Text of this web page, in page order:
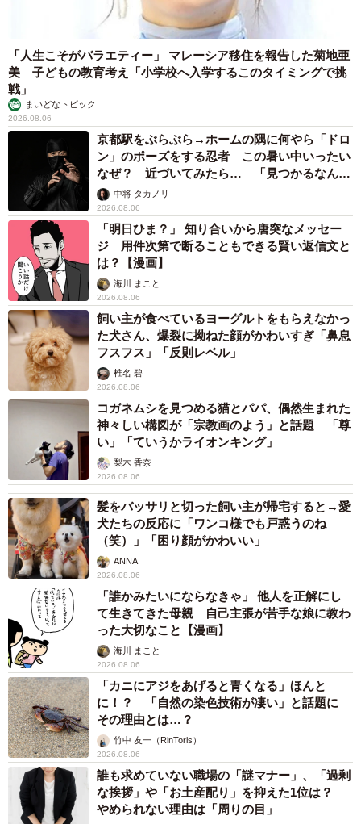
「人生こそがバラエティー」 マレーシア移住を報告した菊地亜
美 子どもの教育考え「小学校へ入学するこのタイミングで挑
戦」
まいどなトピック
2026.08.06
京都駅をぶらぶら→ホームの隅に何やら「ドロ
ン」のポーズをする忍者 この暑い中いったい
なぜ？ 近づいてみたら… 「見つかるなんて
未熟」中将 タカノリ
2026.08.06
「明日ひま？」 知り合いから唐突なメッセー
ジ 用件次第で断ることもできる賢い返信文と
は？【漫画】
海川 まこと
2026.08.06
飼い主が食べているヨーグルトをもらえなかっ
た犬さん、爆裂に拗ねた顔がかわいすぎ「鼻息
フスフス」「反則レベル」
椎名 碧
2026.08.06
コガネムシを見つめる猫とパパ、偶然生まれた
神々しい構図が「宗教画のよう」と話題 「尊
い」「ていうかライオンキング」
梨木 香奈
2026.08.06
髪をバッサリと切った飼い主が帰宅すると→愛
犬たちの反応に「ワンコ様でも戸惑うのね
（笑）」「困り顔がかわいい」
ANNA
2026.08.06
「誰かみたいにならなきゃ」 他人を正解にし
て生きてきた母親 自己主張が苦手な娘に教わ
った大切なこと【漫画】
海川 まこと
2026.08.06
「カニにアジをあげると青くなる」ほんと
に！？ 「自然の染色技術が凄い」と話題に
その理由とは…？
竹中 友一（RinToris）
2026.08.06
誰も求めていない職場の「謎マナー」、「過剰
な挨拶」や「お土産配り」を抑えた1位は？
やめられない理由は「周りの目」